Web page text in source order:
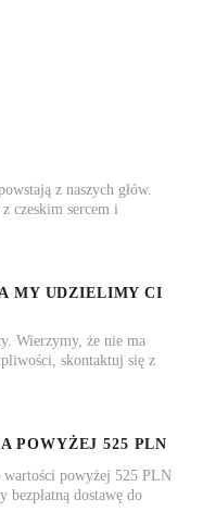
z naszych głów.
czeskim sercem i
MY UDZIELIMY CI
Wierzymy, że nie ma
skontaktuj się z
POWYŻEJ 525 PLN
wartości powyżej 525 PLN
dostawę do